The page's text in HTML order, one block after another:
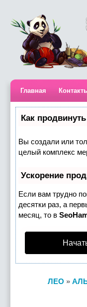
Главная
Как
Вы создали или
целый комплекс
Ускорение
Если вам трудно
десятки раз, а
месяц, то в
ЛЕО »